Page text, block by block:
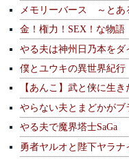
メモリーバース ～とあ
金！権力！SEX！な物語
やる夫は神州日乃本をダ
僕とユウキの異世界紀行
【あんこ】武と侠に生
やらない夫とまどかがブ
やる夫で魔界塔士SaGa
勇者ヤルオと陛下ヤラナ